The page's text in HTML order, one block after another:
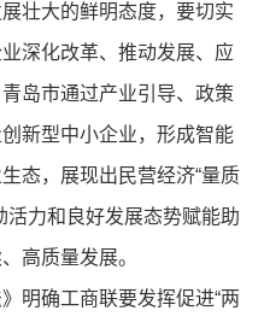
壮大的鲜明态度，要切实
深化改革、推动发展、应
岛市通过产业引导、政策
新型中小企业，形成智能
态，展现出民营经济“量质
活力和良好发展态势赋能助
高质量发展。
明确工商联要发挥促进“两